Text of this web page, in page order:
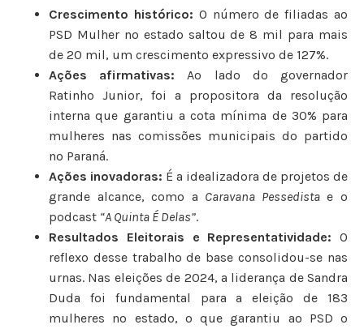
Crescimento histórico: O número de filiadas ao
PSD Mulher no estado saltou de 8 mil para mais
de 20 mil, um crescimento expressivo de 127%.
Ações afirmativas: Ao lado do governador
Ratinho Junior, foi a propositora da resolução
interna que garantiu a cota mínima de 30% para
mulheres nas comissões municipais do partido
no Paraná.
Ações inovadoras: É a idealizadora de projetos de
grande alcance, como a Caravana Pessedistae o
podcast “A Quinta É Delas”.
Resultados Eleitorais e Representatividade: O
reflexo desse trabalho de base consolidou-se nas
urnas. Nas eleições de 2024, a liderança de Sandra
Duda foi fundamental para a eleição de 183
mulheres no estado, o que garantiu ao PSD o